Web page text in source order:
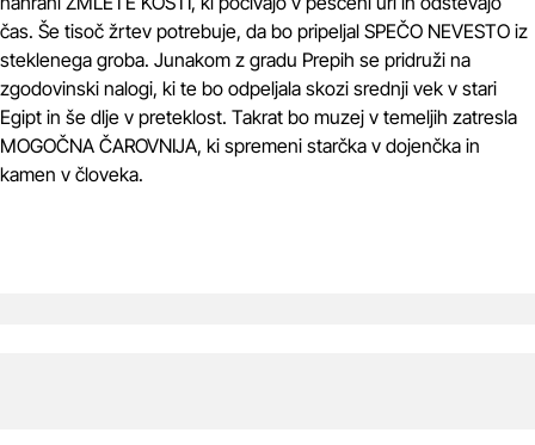
čas. Še tisoč žrtev potrebuje, da bo pripeljal SPEČO NEVESTO iz
steklenega groba. Junakom z gradu Prepih se pridruži na
zgodovinski nalogi, ki te bo odpeljala skozi srednji vek v stari
Egipt in še dlje v preteklost. Takrat bo muzej v temeljih zatresla
MOGOČNA ČAROVNIJA, ki spremeni starčka v dojenčka in
kamen v človeka.